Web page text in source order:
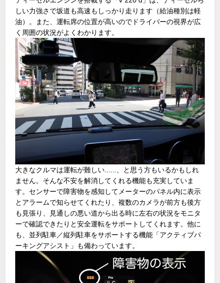
しい力強さで坂道も高速もしっかり走ります（給油種別は軽
油）。また、運転席の位置が高いのでドライバーの視界が広
く周囲の状況がよくわかります。
大きなクルマは運転が難しい......、と思う方もいるかもしれ
ません。そんな不安を解消してくれる機能も充実していま
す。センサーで障害物を感知してメーターのパネル内に表示
とアラームで知らせてくれたり、複数のカメラが前方も後方
も見張り、見通しの悪い道から出る時に左右の状況をモニタ
ーで確認できたりと安全運転をサポートしてくれます。他に
も、並列駐車／縦列駐車をサポートする機能「アクティブパ
ーキングアシスト」も備わっています。